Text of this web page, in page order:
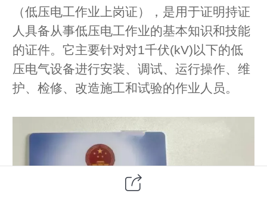
（低压电工作业上岗证），是用于证明持证
人具备从事低压电工作业的基本知识和技能
的证件。它主要针对对1千伏(kV)以下的低
压电气设备进行安装、调试、运行操作、维
护、检修、改造施工和试验的作业人员。